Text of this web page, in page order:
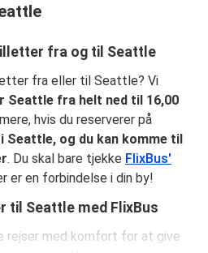
fra og til Seattle
fra eller til Seattle? Vi
Seattle fra helt ned til 16,00
hvis du reserverer på
Seattle, og du kan komme til
. Du skal bare tjekke FlixBus'
er en forbindelse i din by!
til Seattle med FlixBus
rejser med komfort for at give